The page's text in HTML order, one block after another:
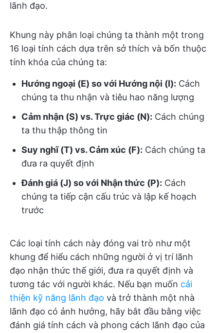
lãnh đạo.
Khung này phân loại chúng ta thành một trong
16 loại tính cách dựa trên sở thích và bốn thuộc
tính khóa của chúng ta:
Hướng ngoại (E) so với Hướng nội (I): Cách
chúng ta thu nhận và tiêu hao năng lượng
Cảm nhận (S) vs. Trực giác (N): Cách chúng
ta thu thập thông tin
Suy nghĩ (T) vs. Cảm xúc (F): Cách chúng ta
đưa ra quyết định
Đánh giá (J) so với Nhận thức (P): Cách
chúng ta tiếp cận cấu trúc và lập kế hoạch
trước
Các loại tính cách này đóng vai trò như một
khung để hiểu cách những người ở vị trí lãnh
đạo nhận thức thế giới, đưa ra quyết định và
tương tác với người khác. Nếu bạn muốn cải
thiện kỹ năng lãnh đạo và trở thành một nhà
lãnh đạo có ảnh hưởng, hãy bắt đầu bằng việc
đánh giá tính cách và phong cách lãnh đạo của